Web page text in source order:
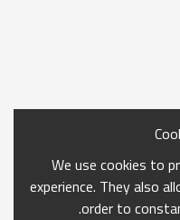
We use cookies to
experience. They also
order to